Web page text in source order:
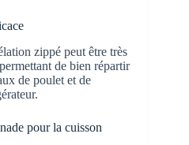
zippé peut être très
de bien répartir
de poulet et de
pour la cuisson